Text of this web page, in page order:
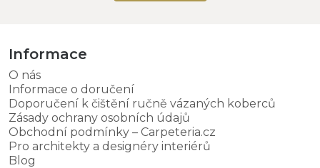
Informace
O nás
Informace o doručení
Doporučení k čištění ručně vázaných koberců
Zásady ochrany osobních údajů
Obchodní podmínky – Carpeteria.cz
Pro architekty a designéry interiérů
Blog